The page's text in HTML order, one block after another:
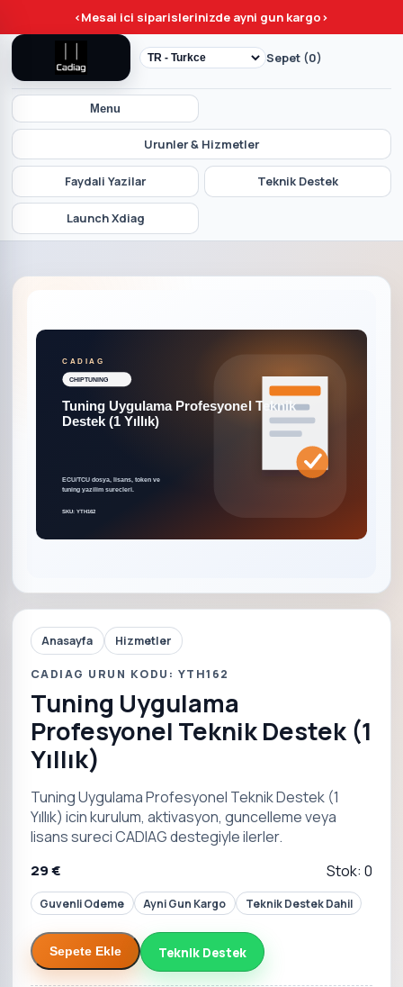
<Mesai ici siparislerinizde ayni gun kargo>
Menu
Urunler & Hizmetler
Faydali Yazilar Teknik Destek
Launch Xdiag
Sepet (0)
Anasayfa Hizmetler
CADIAG URUN KODU: YTH162
Tuning Uygulama
Profesyonel Teknik Destek (1
Yıllık)
Tuning Uygulama Profesyonel Teknik Destek (1
Yıllık) icin kurulum, aktivasyon, guncelleme veya
lisans sureci CADIAG destegiyle ilerler.
29 € Stok: 0
Guvenli Odeme Ayni Gun Kargo Teknik Destek Dahil
Sepete Ekle Teknik Destek